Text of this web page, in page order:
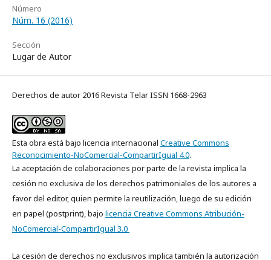
Número
Núm. 16 (2016)
Sección
Lugar de Autor
Derechos de autor 2016 Revista Telar ISSN 1668-2963
Esta obra está bajo licencia internacional Creative Commons
Reconocimiento-NoComercial-CompartirIgual 4.0.
La aceptación de colaboraciones por parte de la revista implica la
cesión no exclusiva de los derechos patrimoniales de los autores a
favor del editor, quien permite la reutilización, luego de su edición
en papel (postprint), bajo licencia Creative Commons Atribución-
NoComercial-CompartirIgual 3.0
La cesión de derechos no exclusivos implica también la autorización